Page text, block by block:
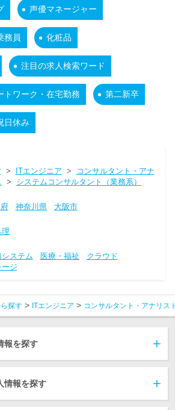
声優マネージャー
務員 化粧品
注目の求人検索ワード
トワーク・在宅勤務 第二新卒
日休み
> ITエンジニア >
コンサルタント・アナ
> システムコンサルタント（業務系）
神奈川県
大阪市
ステム
医療・福祉
クラウド
ージ
探す ITエンジニア コンサルタント・アナリス
報を探す
情報を探す